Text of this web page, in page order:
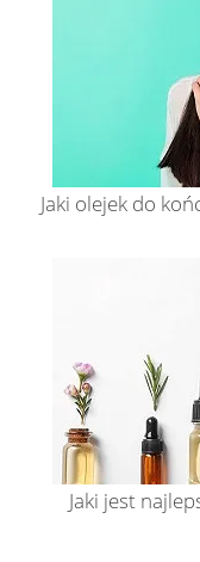
Jaki olejek do
Jaki jest